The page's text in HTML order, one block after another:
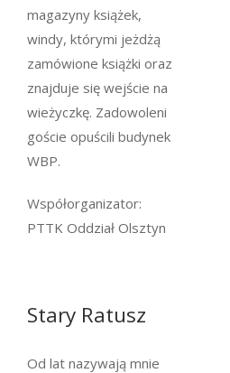
magazyny książek,
windy, którymi jeżdżą
zamówione książki oraz
znajduje się wejście na
wieżyczkę. Zadowoleni
goście opuścili budynek
WBP.
Współorganizator:
PTTK Oddział Olsztyn
Stary Ratusz
Od lat nazywają mnie